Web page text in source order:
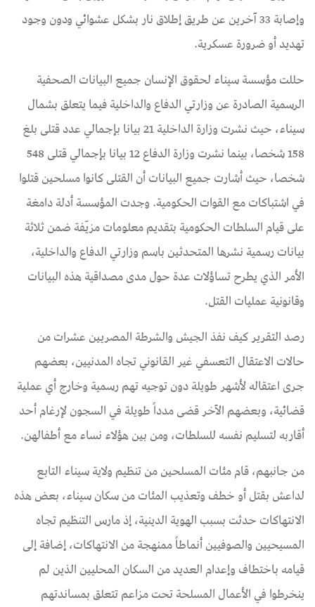
وإصابة 33 آخرين عن طريق إطلاق نار بشكل عشوائي ودون وجود
تهديد أو ضرورة عسكرية.
حللت مؤسسة سيناء لحقوق الإنسان جميع البيانات الصحفية
الرسمية الصادرة عن وزارتي الدفاع والداخلية فيما يتعلق بشمال
سيناء، حيث نشرت وزارة الداخلية 21 بيانا بإجمالي عدد قتلى بلغ
158 شخصا، بينما نشرت وزارة الدفاع 12 بيانا بإجمالي قتلى 548
شخصا، حيث أشارت جميع البيانات أن القتلى كانوا مسلحين قتلوا
في اشتباكات مع القوات الحكومية. وجدت المؤسسة أدلة دامغة
على قيام السلطات الحكومية بتقديم معلومات مزيّفة ضمن ثلاثة
بيانات رسمية نشرها المتحدثين باسم وزارتي الدفاع والداخلية،
الأمر الذي يطرح تساؤلات عدة حول مدى مصداقية هذه البيانات
وقانونية عمليات القتل.
رصد التقرير كيف نفذ الجيش والشرطة المصريين عشرات من
حالات الاعتقال التعسفي غير القانوني تجاه المدنيين، بعضهم
جرى اعتقاله لأشهر طويلة دون توجيه تهم رسمية وخارج أي عملية
قضائية، وبعضهم الآخر قضى مدداً طويلة في السجون لإرغام أحد
أقاربه لتسليم نفسه للسلطات، ومن بين هؤلاء نساء مع أطفالهن.
من جانبهم، قام مئات المسلحين من تنظيم ولاية سيناء التابع
لداعش بقتل أو خطف وتعذيب المئات من سكان سيناء، بعض هذه
الانتهاكات حدثت بسبب الهوية الدينية، إذ مارس التنظيم تجاه
المسيحيين والصوفيين أنماطاً ممنهجة من الانتهاكات، إضافة إلى
قيامه باختطاف وإعدام العديد من السكان المحليين الذين لم
ينخرطوا في الأعمال المسلحة تحت مزاعم تتعلق بمساندتهم